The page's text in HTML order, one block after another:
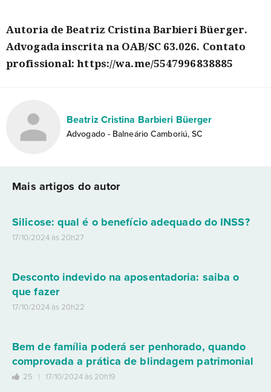
Autoria de Beatriz Cristina Barbieri Büerger.
Advogada inscrita na OAB/SC 63.026. Contato
profissional: https://wa.me/5547996838885
Beatriz Cristina Barbieri Büerger
Advogado - Balneário Camboriú, SC
Mais artigos do autor
Silicose: qual é o benefício adequado do INSS?
17/10/2024 às 20h27
Desconto indevido na aposentadoria: saiba o
que fazer
17/10/2024 às 20h22
Bem de família poderá ser penhorado, quando
comprovada a prática de blindagem patrimonial
25 | 17/10/2024 às 20h19